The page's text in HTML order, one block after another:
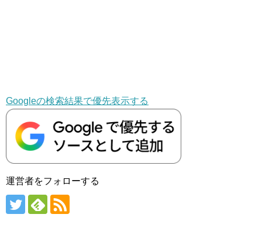
Googleの検索結果で優先表示する
運営者をフォローする